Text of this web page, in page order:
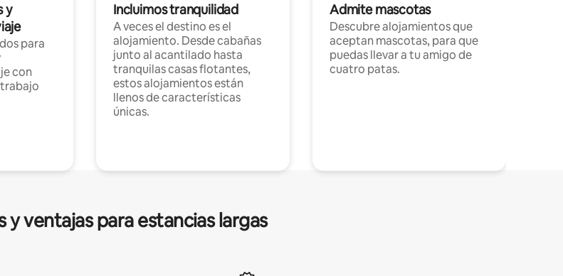
y
para
con
trabajo
Incluimos tranquilidad
A veces el destino es el
alojamiento. Desde cabañas
junto al acantilado hasta
tranquilas casas flotantes,
estos alojamientos están
llenos de características
únicas.
Admite mascotas
Descubre alojamientos que
aceptan mascotas, para que
puedas llevar a tu amigo de
cuatro patas.
y ventajas para estancias largas